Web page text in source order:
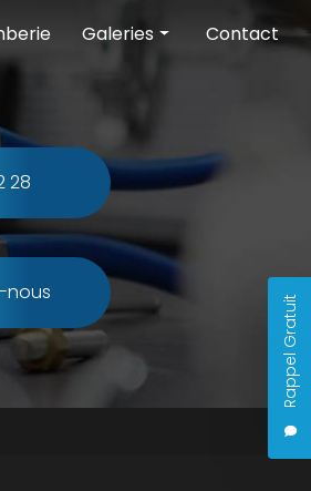
Rappel Gratuit
Galeries
Pompe à chaleur
Entretien et dépannage
Plomberie
Contact
28
nous